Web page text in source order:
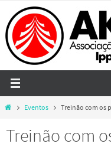
to
content
HomeEventos Treinão com os
Treinão com